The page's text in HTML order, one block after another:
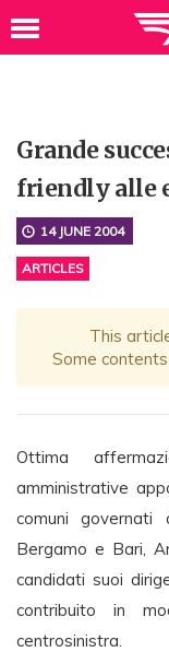
Grande
friendly alle
14 JUNE 2004
ARTICLES
This
Some
Ottima
amministrative
comuni governati
Bergamo e Bari,
candidati suoi
contribuito in
centrosinistra.